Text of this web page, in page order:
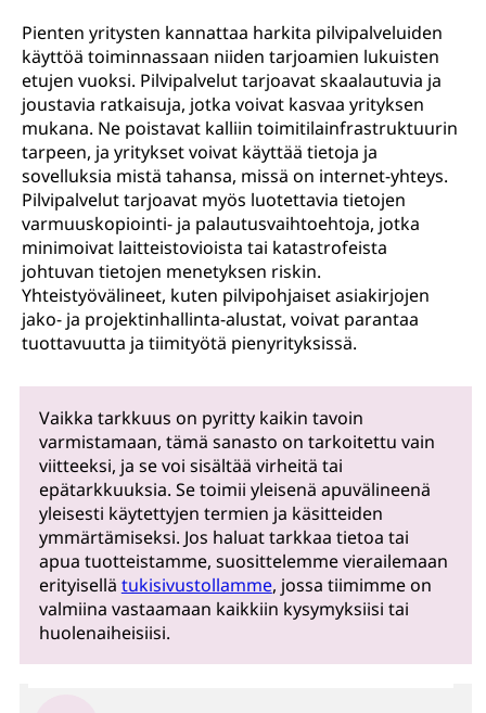
Pienten yritysten kannattaa harkita pilvipalveluiden
käyttöä toiminnassaan niiden tarjoamien lukuisten
etujen vuoksi. Pilvipalvelut tarjoavat skaalautuvia ja
joustavia ratkaisuja, jotka voivat kasvaa yrityksen
mukana. Ne poistavat kalliin toimitilainfrastruktuurin
tarpeen, ja yritykset voivat käyttää tietoja ja
sovelluksia mistä tahansa, missä on internet-yhteys.
Pilvipalvelut tarjoavat myös luotettavia tietojen
varmuuskopiointi- ja palautusvaihtoehtoja, jotka
minimoivat laitteistovioista tai katastrofeista
johtuvan tietojen menetyksen riskin.
Yhteistyövälineet, kuten pilvipohjaiset asiakirjojen
jako- ja projektinhallinta-alustat, voivat parantaa
tuottavuutta ja tiimityötä pienyrityksissä.
Vaikka tarkkuus on pyritty kaikin tavoin
varmistamaan, tämä sanasto on tarkoitettu vain
viitteeksi, ja se voi sisältää virheitä tai
epätarkkuuksia. Se toimii yleisenä apuvälineenä
yleisesti käytettyjen termien ja käsitteiden
ymmärtämiseksi. Jos haluat tarkkaa tietoa tai
apua tuotteistamme, suosittelemme vierailemaan
erityisellä tukisivustollamme, jossa tiimimme on
valmiina vastaamaan kaikkiin kysymyksiisi tai
huolenaiheisiisi.